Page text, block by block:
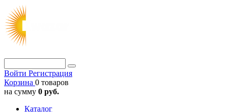
Войти Регистрация
Корзина 0 товаров
на сумму 0 руб.
Каталог